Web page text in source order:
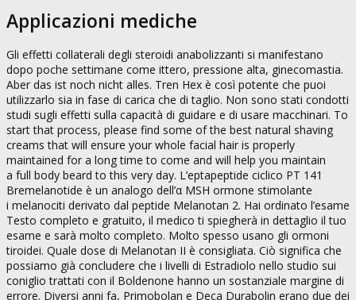
Applicazioni mediche
Gli effetti collaterali degli steroidi anabolizzanti si manifestano
dopo poche settimane come ittero, pressione alta, ginecomastia.
Aber das ist noch nicht alles. Tren Hex è così potente che puoi
utilizzarlo sia in fase di carica che di taglio. Non sono stati condotti
studi sugli effetti sulla capacità di guidare e di usare macchinari. To
start that process, please find some of the best natural shaving
creams that will ensure your whole facial hair is properly
maintained for a long time to come and will help you maintain
a full body beard to this very day. L’eptapeptide ciclico PT 141
Bremelanotide è un analogo dell’α MSH ormone stimolante
i melanociti derivato dal peptide Melanotan 2. Hai ordinato l’esame
Testo completo e gratuito, il medico ti spiegherà in dettaglio il tuo
esame e sarà molto completo. Molto spesso usano gli ormoni
tiroidei. Quale dose di Melanotan II è consigliata. Ciò significa che
possiamo già concludere che i livelli di Estradiolo nello studio sui
coniglio trattati con il Boldenone hanno un sostanziale margine di
errore. Diversi anni fa, Primobolan e Deca Durabolin erano due dei